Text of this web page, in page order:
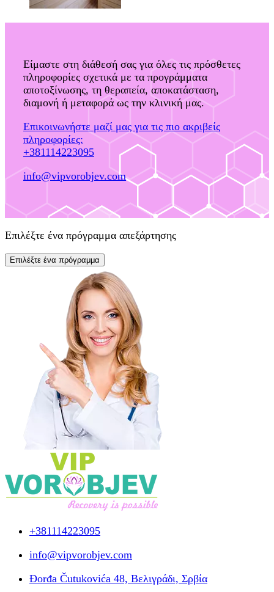
Είμαστε στη διάθεσή σας για όλες τις πρόσθετες
πληροφορίες σχετικά με τα προγράμματα
αποτοξίνωσης, τη θεραπεία, αποκατάσταση,
διαμονή ή μεταφορά ως την κλινική μας.
Επικοινωνήστε μαζί μας για τις πιο ακριβείς
πληροφορίες:
+381114223095
info@vipvorobjev.com
Επιλέξτε ένα πρόγραμμα απεξάρτησης
Επιλέξτε ένα πρόγραμμα
+381114223095
info@vipvorobjev.com
Đorđa Čutukovića 48, Βελιγράδι, Σρβία